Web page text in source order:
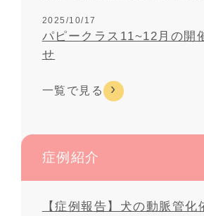
2025/10/17
パピークラス11~12月の開
せ
一覧で見る
症例紹介
【症例報告】犬の動脈管化